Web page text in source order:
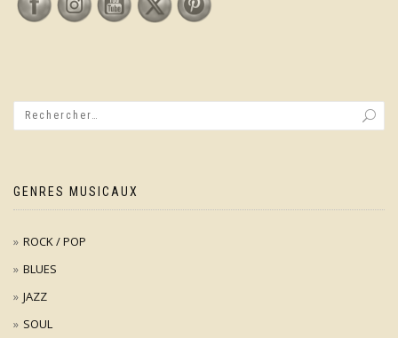
GENRES MUSICAUX
ROCK / POP
BLUES
JAZZ
SOUL